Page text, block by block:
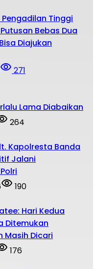
Tinggi
Bebas Dua
Diajukan
271
Lama Diabaikan
264
Kapolresta Banda
Jalani
190
Hari Kedua
Ditemukan
Masih Dicari
176